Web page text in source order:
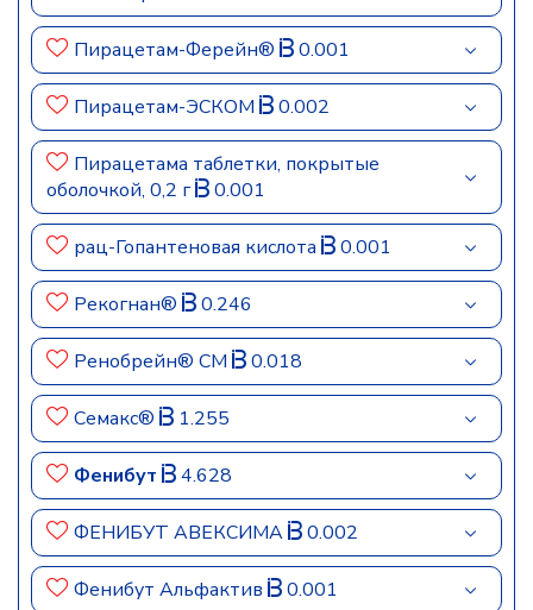
Пирацетам-Ферейн® 0.001
Пирацетам-ЭСКОМ 0.002
Пирацетама таблетки, покрытые
оболочкой, 0,2 г
0.001
рац-Гопантеновая кислота 0.001
Рекогнан® 0.246
Ренобрейн® СМ 0.018
Семакс® 1.255
Фенибут 4.628
ФЕНИБУТ АВЕКСИМА 0.002
Фенибут Альфактив 0.001